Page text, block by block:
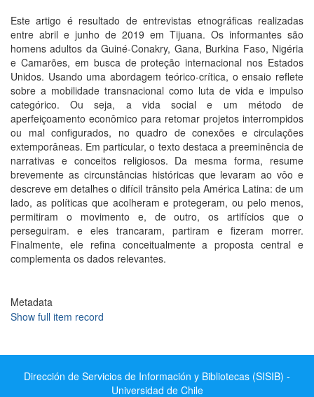
Este artigo é resultado de entrevistas etnográficas realizadas
entre abril e junho de 2019 em Tijuana. Os informantes são
homens adultos da Guiné-Conakry, Gana, Burkina Faso, Nigéria
e Camarões, em busca de proteção internacional nos Estados
Unidos. Usando uma abordagem teórico-crítica, o ensaio reflete
sobre a mobilidade transnacional como luta de vida e impulso
categórico. Ou seja, a vida social e um método de
aperfeiçoamento econômico para retomar projetos interrompidos
ou mal configurados, no quadro de conexões e circulações
extemporâneas. Em particular, o texto destaca a preeminência de
narrativas e conceitos religiosos. Da mesma forma, resume
brevemente as circunstâncias históricas que levaram ao vôo e
descreve em detalhes o difícil trânsito pela América Latina: de um
lado, as políticas que acolheram e protegeram, ou pelo menos,
permitiram o movimento e, de outro, os artifícios que o
perseguiram. e eles trancaram, partiram e fizeram morrer.
Finalmente, ele refina conceitualmente a proposta central e
complementa os dados relevantes.
Metadata
Show full item record
Dirección de Servicios de Información y Bibliotecas (SISIB) -
Universidad de Chile